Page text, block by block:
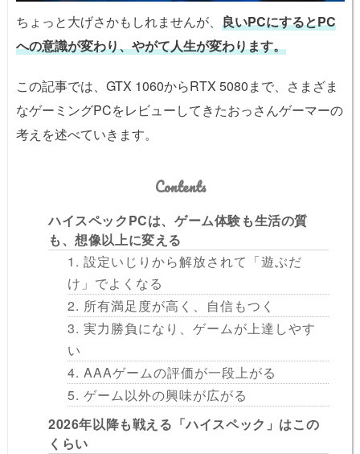
ちょっと大げさかもしれませんが、 良いPCにするとPC
への意識が変わり、やがて人生が変わります。
この記事では、GTX 1060からRTX 5080まで、さまざま
なゲーミングPCをレビューしてきたおっさんゲーマーの
考えを述べていきます。
Contents
ハイスペックPCは、ゲーム体験も生活の質
も、想像以上に変える
1. 設定いじりから解放されて「遊ぶだ
け」でよくなる
2. 所有満足度が高く、自信もつく
3. 実力勝負になり、ゲームが上達しやす
い
4. AAAゲームの評価が一段上がる
5. ゲーム以外の興味が広がる
2026年以降も戦える「ハイスペック」はこの
くらい